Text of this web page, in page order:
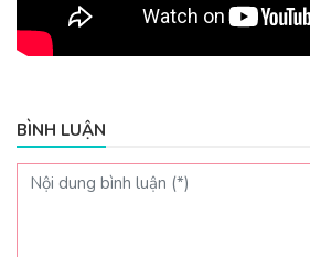
BÌNH LUẬN